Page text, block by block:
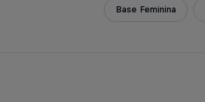
Base Feminina